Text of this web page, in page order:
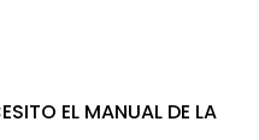
EL MANUAL DE LA